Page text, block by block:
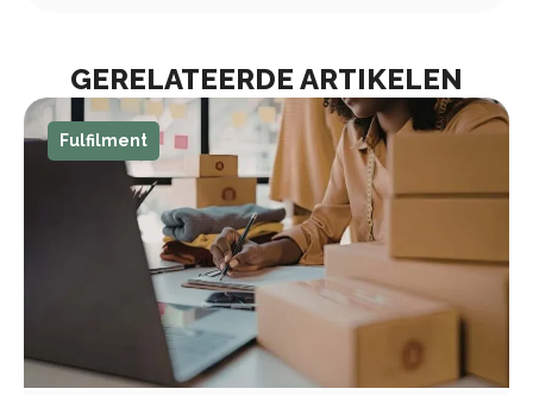
GERELATEERDE ARTIKELEN
Fulfilment